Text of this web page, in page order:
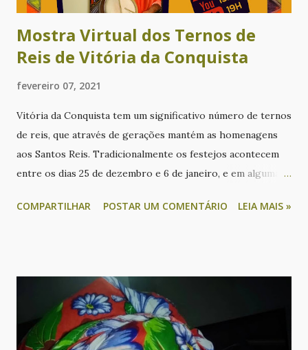
Mostra Virtual dos Ternos de
Reis de Vitória da Conquista
fevereiro 07, 2021
Vitória da Conquista tem um significativo número de ternos
de reis, que através de gerações mantém as homenagens
aos Santos Reis. Tradicionalmente os festejos acontecem
entre os dias 25 de dezembro e 6 de janeiro, e em algumas
janeiro, quando se celebra o dia de São Sebastião. Os
despedida. Em troca recebem doações dos donos das casas,
para a realização da festa em homenagem aos Santos, que
acontece no final do período de peregrinação. Nesse
momento de distanciamento social imposto pelo covid19,
COMPARTILHAR POSTAR UM COMENTÁRIO LEIA MAIS »